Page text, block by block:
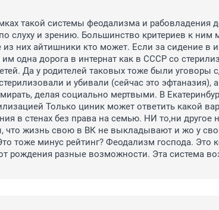
такой системы феодализма и рабовладения
слуху и зрению. Большинство критериев к ним
них айтишники кто может. Если за сидение в
им одна дорога в интернат как в СССР со
Да у родителей таковых тоже были уговоры
и убивали (сейчас это эфтаназия),
делая социально мертвыми. В
Только циник может ответить какой
в стенах без права на семью. НИ то,ни другое
что жизнь свою в ВК не выкладывают и жо у
тоже минус рейтинг? Феодализм господа. Это
рождения разные возможности. Эта система